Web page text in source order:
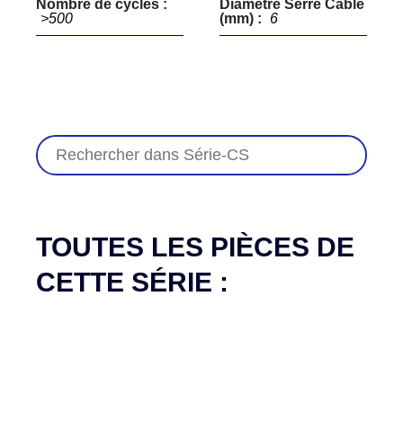
Nombre de cycles :
>500
Diametre Serre Cable
(mm) :
6
TOUTES LES PIÈCES DE
CETTE SÉRIE :